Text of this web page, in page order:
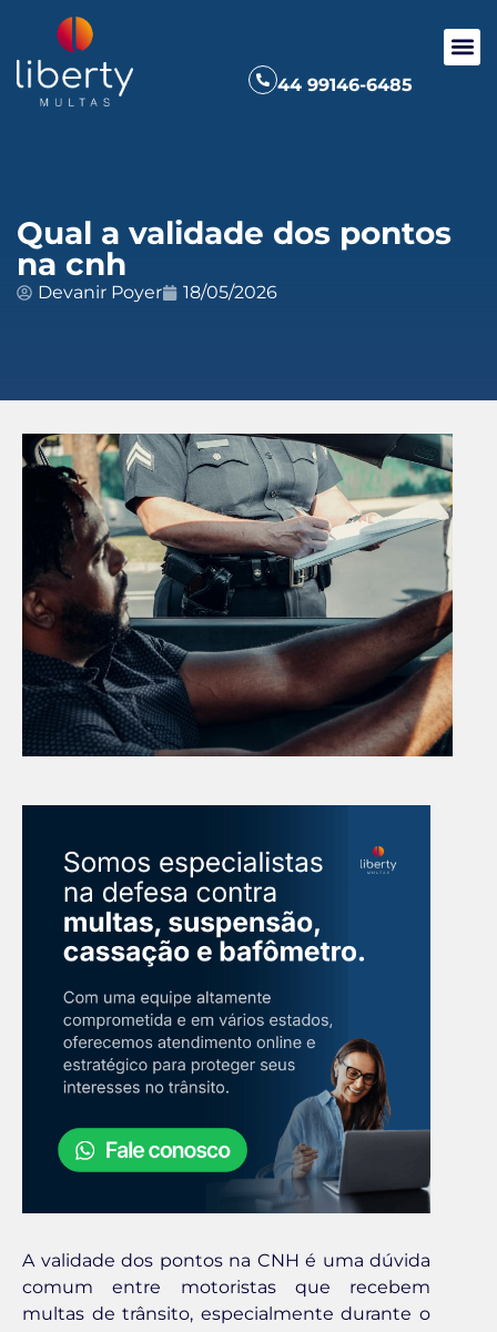
44 99146-6485
Qual a validade dos pontos
na cnh
Devanir Poyer 18/05/2026
A validade dos pontos na CNH é uma dúvida
comum entre motoristas que recebem
multas de trânsito, especialmente durante o